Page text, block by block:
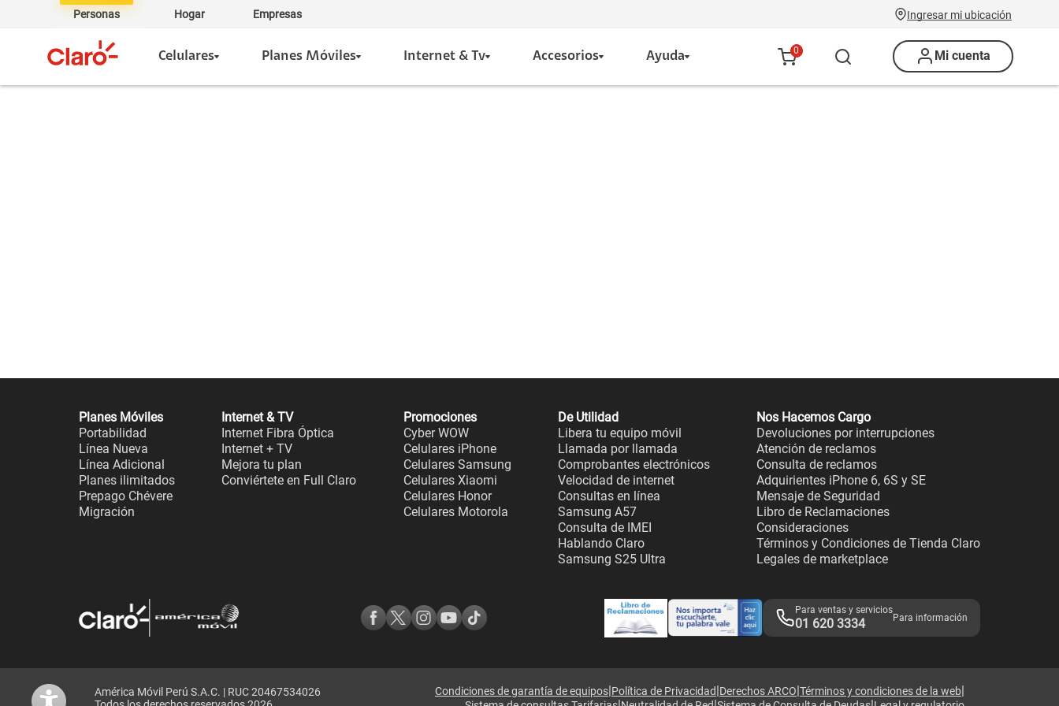
Personas Hogar Empresas Ingresar mi ubicación
Celulares Planes Móviles Internet & Tv Accesorios Ayuda 0 Mi cuenta
Planes Móviles
Portabilidad
Línea Nueva
Línea Adicional
Planes ilimitados
Prepago Chévere
Migración
Internet & TV
Internet Fibra Óptica
Internet + TV
Mejora tu plan
Conviértete en Full Claro
Promociones
Cyber WOW
Celulares iPhone
Celulares Samsung
Celulares Xiaomi
Celulares Honor
Celulares Motorola
De Utilidad
Libera tu equipo móvil
Llamada por llamada
Comprobantes electrónicos
Velocidad de internet
Consultas en línea
Samsung A57
Consulta de IMEI
Hablando Claro
Samsung S25 Ultra
Nos Hacemos Cargo
Devoluciones por interrupciones
Atención de reclamos
Consulta de reclamos
Adquirientes iPhone 6, 6S y SE
Mensaje de Seguridad
Libro de Reclamaciones
Consideraciones
Términos y Condiciones de Tienda Claro
Legales de marketplace
Para ventas y servicios
01 620 3334 Para información
América Móvil Perú S.A.C. | RUC 20467534026
Condiciones de garantía de equipos|Política de Privacidad|Derechos ARCO|Términos y condiciones de la web|